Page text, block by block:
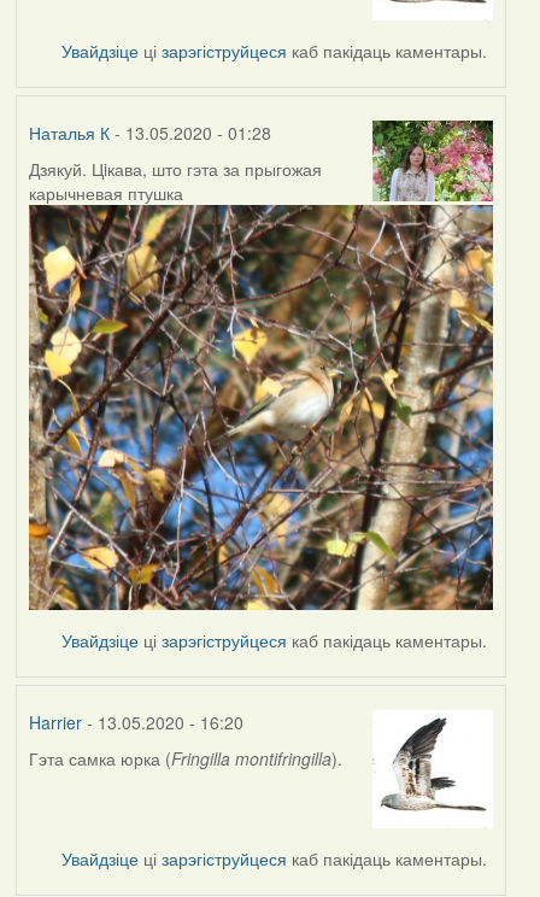
Наталья
К
Увайдзіце цізарэгіструйцеся каб пакідаць каментары.
Наталья К- 13.05.2020 - 01:28
In
reply
to
by
Harrier
Дзякуй. Цiкава, што гэта за прыгожая
карычневая птушка
Увайдзіце цізарэгіструйцеся каб пакідаць каментары.
Harrier- 13.05.2020 - 16:20
In
Наталья
К
Гэта самка юрка (Fringilla montifringilla).
Увайдзіце цізарэгіструйцеся каб пакідаць каментары.